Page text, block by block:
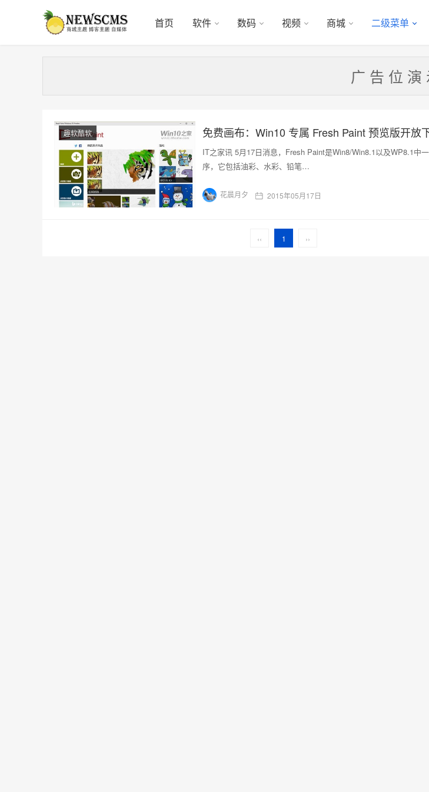
首页 软件 数码 视频 商城 二级菜单
广 告 位 演
趣软酷软 免费画布：Win10 专属 Fresh Paint 预览版开放
IT之家讯 5月17日消息，Fresh Paint是Win8/Win8.1以及WP8.1中
序，它包括油彩、水彩、铅笔…
花晨月夕 2015年05月17日
‹‹ 1 ››